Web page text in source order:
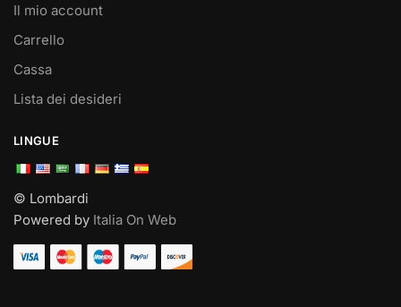
Il mio account
Carrello
Cassa
Lista dei desideri
LINGUE
© Lombardi
Powered by Italia On Web